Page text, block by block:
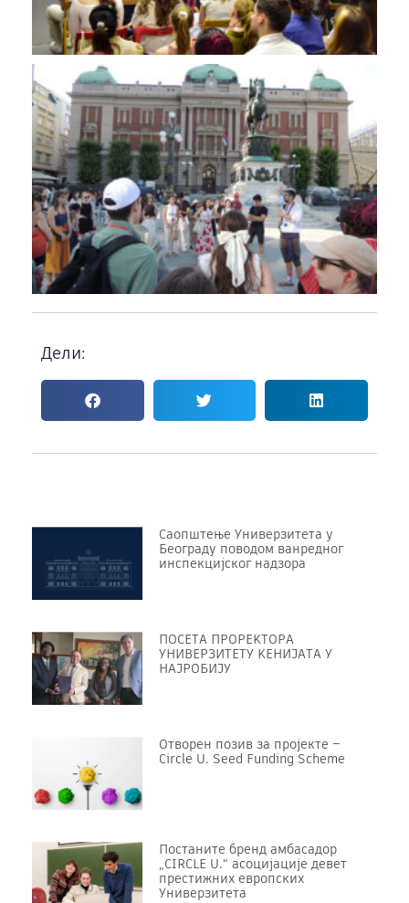
Дели:
Саопштење Универзитета у
Београду поводом ванредног
инспекцијског надзора
ПОСЕТА ПРОРЕKТОРА
УНИВЕРЗИТЕТУ KЕНИЈАТА У
НАЈРОБИЈУ
Отворен позив за пројекте –
Circle U. Seed Funding Scheme
Постаните бренд амбасадор
„CIRCLE U.“ асоцијације девет
престижних европских
Универзитета